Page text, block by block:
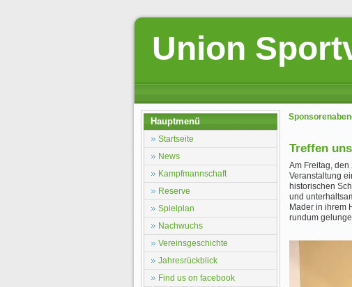
Union
Hauptmenü
Startseite
News
Kampfmannschaft
Reserve
Spielplan
Nachwuchs
Vereinsgeschichte
Jahresrückblick
Find us on facebook
Treffen
Am Freitag,
Veranstaltung
historischen
und
Mader in ihrem
rundum